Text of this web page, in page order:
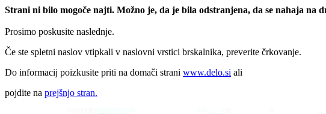
Strani ni bilo mogoče najti. Možno je, da je bila odstranjena, da se nahaja na
Prosimo poskusite naslednje.
Če ste spletni naslov vtipkali v naslovni vrstici brskalnika, preverite črkovanje.
Do informacij poizkusite priti na domači strani www.delo.si ali
pojdite na prejšnjo stran.